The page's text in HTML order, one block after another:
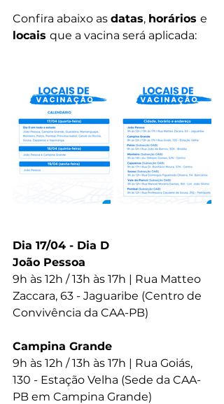
Confira abaixo as datas, horários e
locais que a vacina será aplicada:
Dia 17/04 - Dia D
João Pessoa
9h às 12h / 13h às 17h | Rua Matteo
Zaccara, 63 - Jaguaribe (Centro de
Convivência da CAA-PB)
Campina Grande
9h às 12h / 13h às 17h | Rua Goiás,
130 - Estação Velha (Sede da CAA-
PB em Campina Grande)